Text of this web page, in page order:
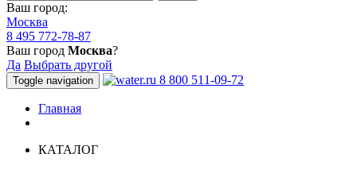
Ваш город:
Москва
8 495 772-78-87
Ваш город Москва?
Да Выбрать другой
Toggle navigation 8 800 511-09-72
Главная
КАТАЛОГ